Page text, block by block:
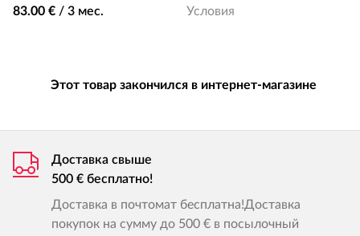
83.00 € / 3 мес. Условия
Этот товар закончился в интернет-магазине
Доставка свыше
500 € бесплатно!
Доставка в почтомат бесплатна!Доставка
покупок на сумму до 500 € в посылочный